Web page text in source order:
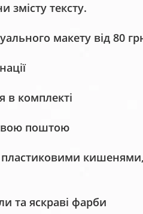
змісту тексту.
макету від 80
в комплекті
поштою
пластиковими
та яскраві фарби